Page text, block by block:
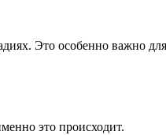
Это особенно важно
это происходит.